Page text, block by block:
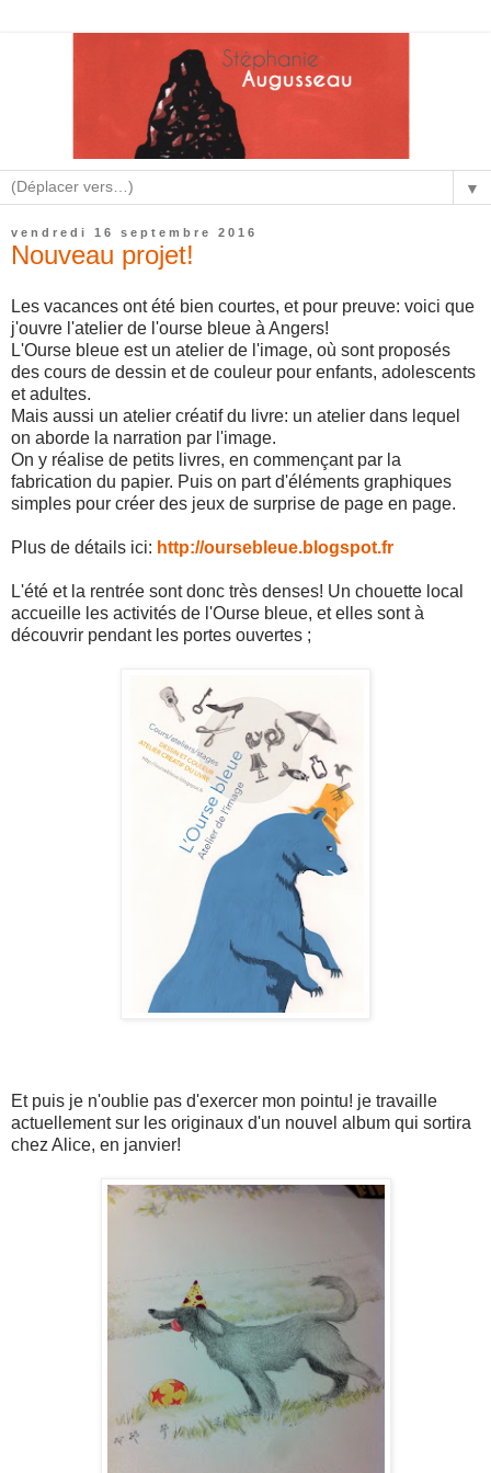
▼
vendredi 16 septembre 2016
Nouveau projet!
Les vacances ont été bien courtes, et pour preuve: voici que
j'ouvre l'atelier de l'ourse bleue à Angers!
L'Ourse bleue est un atelier de l'image, où sont proposés
des cours de dessin et de couleur pour enfants, adolescents
et adultes.
Mais aussi un atelier créatif du livre: un atelier dans lequel
on aborde la narration par l'image.
On y réalise de petits livres, en commençant par la
fabrication du papier. Puis on part d'éléments graphiques
simples pour créer des jeux de surprise de page en page.
Plus de détails ici: http://oursebleue.blogspot.fr
L'été et la rentrée sont donc très denses! Un chouette local
accueille les activités de l'Ourse bleue, et elles sont à
découvrir pendant les portes ouvertes ;
Et puis je n'oublie pas d'exercer mon pointu! je travaille
actuellement sur les originaux d'un nouvel album qui sortira
chez Alice, en janvier!